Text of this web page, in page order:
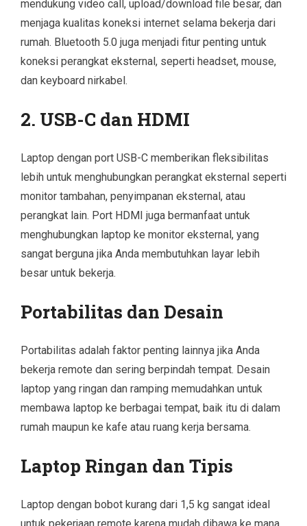
mendukung video call, upload/download file besar, dan
menjaga kualitas koneksi internet selama bekerja dari
rumah. Bluetooth 5.0 juga menjadi fitur penting untuk
koneksi perangkat eksternal, seperti headset, mouse,
dan keyboard nirkabel.
2. USB-C dan HDMI
Laptop dengan port USB-C memberikan fleksibilitas
lebih untuk menghubungkan perangkat eksternal seperti
monitor tambahan, penyimpanan eksternal, atau
perangkat lain. Port HDMI juga bermanfaat untuk
menghubungkan laptop ke monitor eksternal, yang
sangat berguna jika Anda membutuhkan layar lebih
besar untuk bekerja.
Portabilitas dan Desain
Portabilitas adalah faktor penting lainnya jika Anda
bekerja remote dan sering berpindah tempat. Desain
laptop yang ringan dan ramping memudahkan untuk
membawa laptop ke berbagai tempat, baik itu di dalam
rumah maupun ke kafe atau ruang kerja bersama.
Laptop Ringan dan Tipis
Laptop dengan bobot kurang dari 1,5 kg sangat ideal